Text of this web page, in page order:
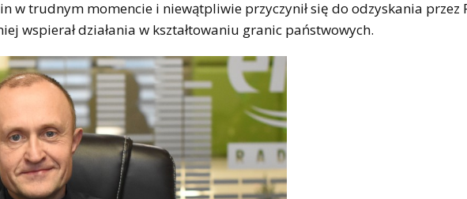
trudnym momencie i niewątpliwie przyczynił się do odzyskania przez
wspierał działania w kształtowaniu granic państwowych.